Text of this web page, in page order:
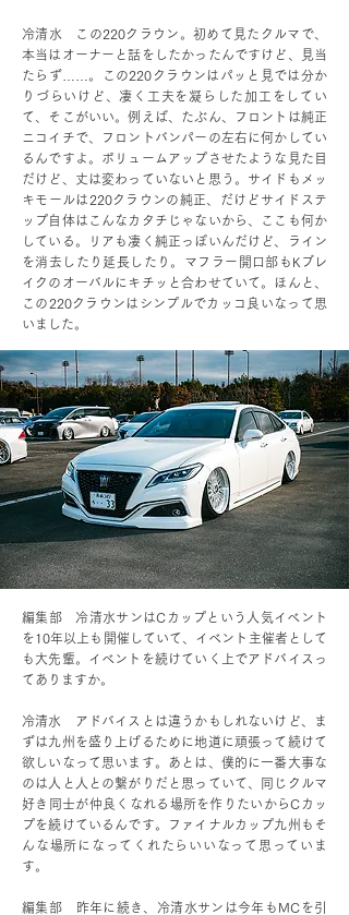
冷清水 この220クラウン。初めて見たクルマで、
本当はオーナーと話をしたかったんですけど、見当
たらず……。この220クラウンはパッと見では分か
りづらいけど、凄く工夫を凝らした加工をしてい
て、そこがいい。例えば、たぶん、フロントは純正
ニコイチで、フロントバンパーの左右に何かしてい
るんですよ。ボリュームアップさせたような見た目
だけど、丈は変わっていないと思う。サイドもメッ
キモールは220クラウンの純正、だけどサイドステ
ップ自体はこんなカタチじゃないから、ここも何か
している。リアも凄く純正っぽいんだけど、ライン
を消去したり延長したり。マフラー開口部もKブレ
イクのオーバルにキチッと合わせていて。ほんと、
この220クラウンはシンプルでカッコ良いなって思
いました。
編集部 冷清水サンはCカップという人気イベント
を10年以上も開催していて、イベント主催者として
も大先輩。イベントを続けていく上でアドバイスっ
てありますか。
冷清水 アドバイスとは違うかもしれないけど、ま
ずは九州を盛り上げるために地道に頑張って続けて
欲しいなって思います。あとは、僕的に一番大事な
のは人と人との繋がりだと思っていて、同じクルマ
好き同士が仲良くなれる場所を作りたいからCカッ
プを続けているんです。ファイナルカップ九州もそ
んな場所になってくれたらいいなって思っていま
す。
編集部 昨年に続き、冷清水サンは今年もMCを引